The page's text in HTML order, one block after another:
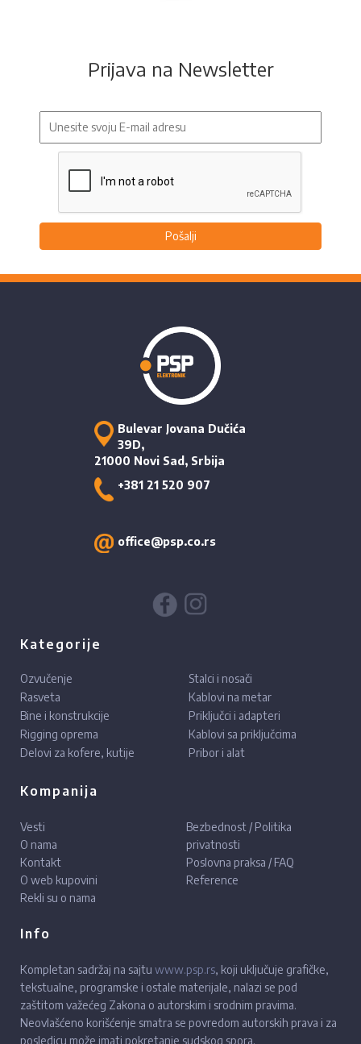
Prijava na Newsletter
Pošalji
Bulevar Jovana Dučića
39D,
21000 Novi Sad, Srbija
+381 21 520 907
office@psp.co.rs
Kategorije
Ozvučenje
Rasveta
Bine i konstrukcije
Rigging oprema
Delovi za kofere, kutije
Stalci i nosači
Kablovi na metar
Priključci i adapteri
Kablovi sa priključcima
Pribor i alat
Kompanija
Vesti
O nama
Kontakt
O web kupovini
Rekli su o nama
Bezbednost / Politika
privatnosti
Poslovna praksa / FAQ
Reference
Info
Kompletan sadržaj na sajtu www.psp.rs, koji uključuje grafičke,
tekstualne, programske i ostale materijale, nalazi se pod
zaštitom važećeg Zakona o autorskim i srodnim pravima.
Neovlašćeno korišćenje smatra se povredom autorskih prava i za
posledicu može imati pokretanje sudskog spora.